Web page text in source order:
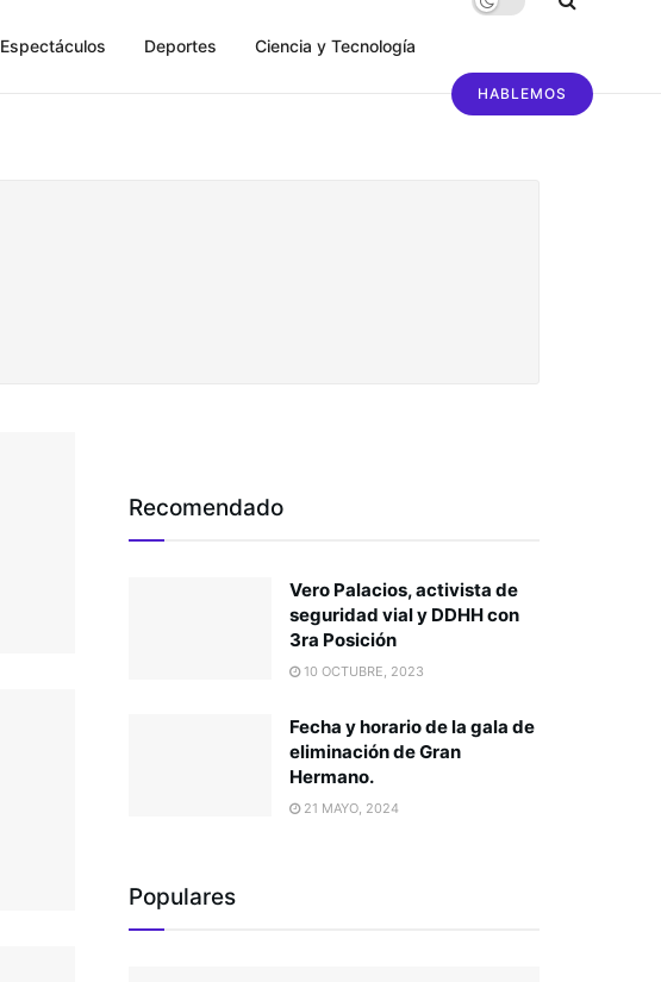
Espectáculos Deportes Ciencia y Tecnología
HABLEMOS
Recomendado
Vero Palacios, activista de
seguridad vial y DDHH con
3ra Posición
10 OCTUBRE, 2023
Fecha y horario de la gala de
eliminación de Gran
Hermano.
21 MAYO, 2024
Populares